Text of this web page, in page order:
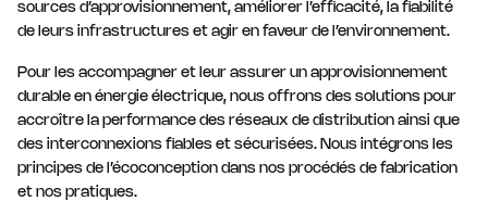
sources d’approvisionnement, améliorer l’efficacité, la fiabilité
de leurs infrastructures et agir en faveur de l’environnement.
Pour les accompagner et leur assurer un approvisionnement
durable en énergie électrique, nous offrons des solutions pour
accroître la performance des réseaux de distribution ainsi que
des interconnexions fiables et sécurisées. Nous intégrons les
principes de l’écoconception dans nos procédés de fabrication
et nos pratiques.